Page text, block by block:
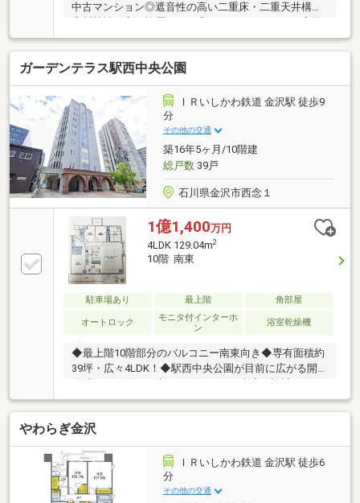
中古マンション◎遮音性の高い二重床・二重天井構造
済み※つなぐのネットコミュニケーションズのインタ
ーネット利用可（月額1925円）※駐輪場 （月額200～
300円）※バイク置き場 （月額3000円）※トランクル
ーム （月額300円）■リフォーム歴■◎新築時にリビ
ング、玄関にエコカラット設置◎新築時にカップボー
ド設置■周辺環境■◎戸板小学校まで徒歩約23分◎長田
小学校まで徒歩約13分◎スギ薬局金沢駅西店まで徒歩
約1分◎ローソン金沢駅西店まで徒歩約4分
ガーデンテラス駅西中央公園
ＩＲいしかわ鉄道 金沢駅 徒歩9
分
その他の交通
築16年5ヶ月/10階建
総戸数39戸
石川県金沢市西念１
1億1,400万円
4LDK 129.04m2
10階 南東
駐車場あり 最上階 角部屋
オートロック
モニタ付インターホ
ン
浴室乾燥機
◆最上階10階部分のバルコニー南東向き◆専有面積約
39坪・広々4LDK！◆駅西中央公園が目前に広がる開
放感のある佇まい◆ホテルライクな内廊下設計
やわらぎ金沢
ＩＲいしかわ鉄道 金沢駅 徒歩6
分
その他の交通